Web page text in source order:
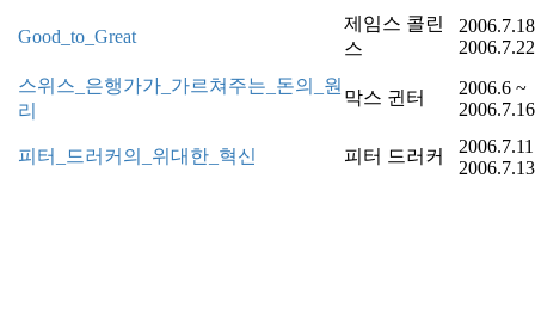
Good_to_Great
제임스 콜린
스
2006.7.22
스위스_은행가가_가르쳐주는_돈의_원
리
막스 귄터
2006.6 ~
2006.7.16
피터_드러커의_위대한_혁신 피터 드러커
2006.7.13